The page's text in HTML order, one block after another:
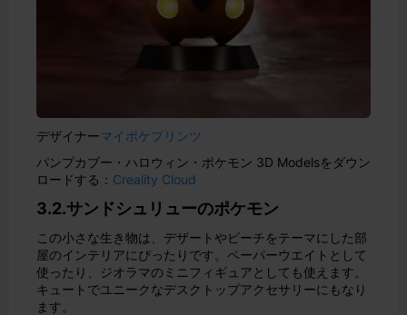
デザイナーマイポケプリンツ
パンプカブー・ハロウィン・ポケモン 3D Modelsをダウン
ロードする： Creality Cloud
3.2.サンドシュリューのポケモン
この小さな生き物は、デザートやビーチをテーマにした部
屋のインテリアにぴったりです。ペーパーウエイトとして
使ったり、ジオラマのミニフィギュアとしても使えます。
キュートでユニークなデスクトップアクセサリーにもなり
ます。